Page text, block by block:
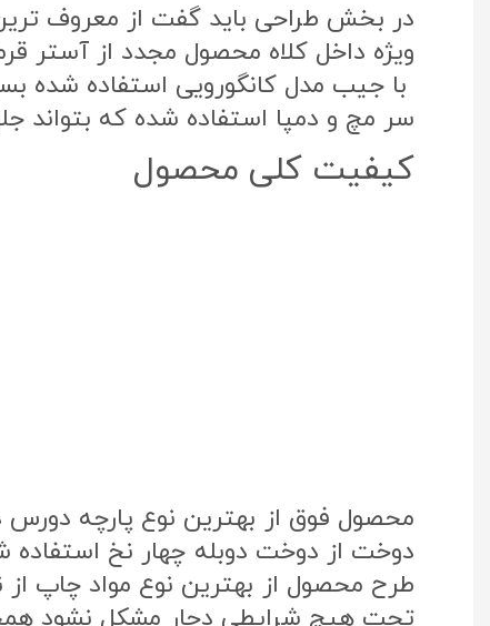
در بخش طراحی باید گفت از معروف
ویژه داخل کلاه محصول مجدد از آستر
با جیب مدل کانگورویی استفاده
سر مچ و دمپا استفاده شده که بتواند
کیفیت کلی محصول
محصول فوق از بهترین نوع پارچه
دوخت از دوخت دوبله چهار نخ
تحت هیچ شرایطی دچار مشکل نشود